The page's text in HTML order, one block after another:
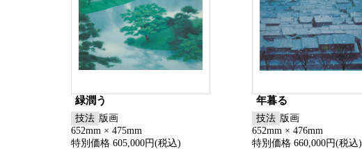
緑潤う
技法 版画
652mm × 475mm
特別価格 605,000円(税込)
年暮る
技法 版画
652mm × 476mm
特別価格 660,000円(税込)